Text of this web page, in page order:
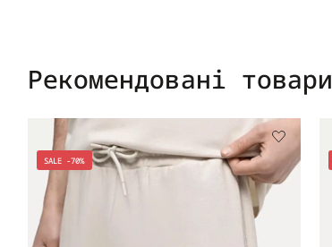
Рекомендовані товари
SALE -70%